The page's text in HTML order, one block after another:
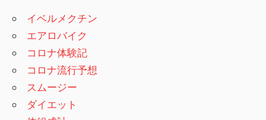
イベルメクチン
エアロバイク
コロナ体験記
コロナ流行予想
スムージー
ダイエット